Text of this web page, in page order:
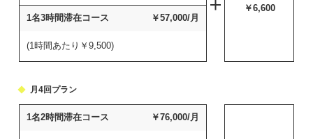
1名3時間滞在コース ￥57,000/月
(1時間あたり￥9,500)
￥6,600
月4回プラン
1名2時間滞在コース ￥76,000/月